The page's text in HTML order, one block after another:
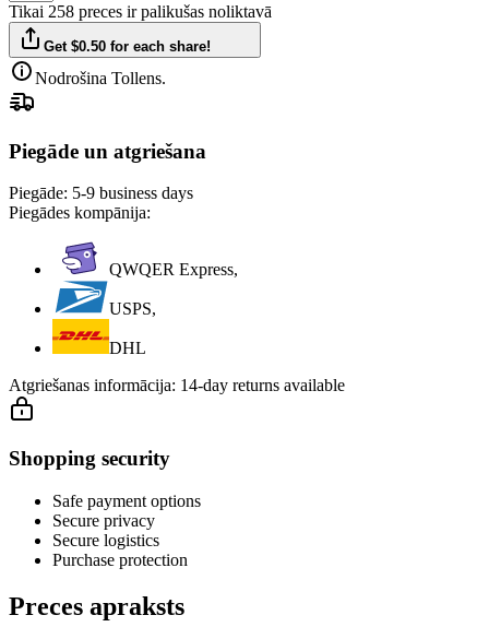
Tikai 258 preces ir palikušas noliktavā
Get $0.50 for each share!
Nodrošina Tollens.
Piegāde un atgriešana
Piegāde: 5-9 business days
Piegādes kompānija:
QWQER Express,
USPS,
DHL
Atgriešanas informācija: 14-day returns available
Shopping security
Safe payment options
Secure privacy
Secure logistics
Purchase protection
Preces apraksts